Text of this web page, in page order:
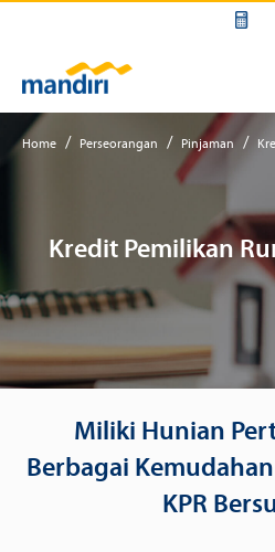
KPR Bersubsidi
Home / Perseorangan / Pinjaman /
Kredit Pemilikan
Miliki Hunian
Berbagai
KPR